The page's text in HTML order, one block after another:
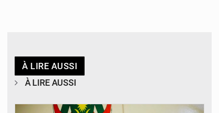
À LIRE AUSSI
À LIRE AUSSI